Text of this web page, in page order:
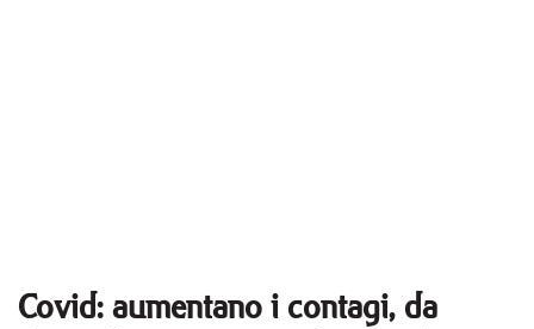
Covid: aumentano i contagi, da